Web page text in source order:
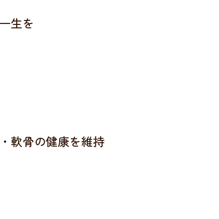
生を
軟骨の健康を維持